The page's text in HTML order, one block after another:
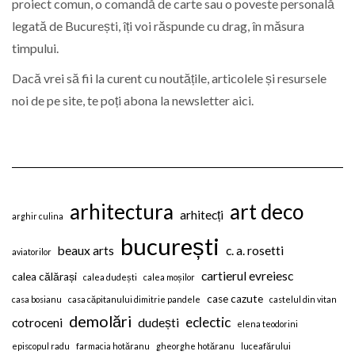
proiect comun, o comandă de carte sau o poveste personală
legată de București, îți voi răspunde cu drag, în măsura
timpului.
Dacă vrei să fii la curent cu noutățile, articolele și resursele
noi de pe site, te poți abona la newsletter aici.
arghir culina arhitectura arhitecți art deco
aviatorilor beaux arts bucurești c. a. rosetti
calea călărași calea dudești calea moșilor cartierul evreiesc
casa bosianu casa căpitanului dimitrie pandele case cazute castelul din vitan
cotroceni demolări dudești eclectic elena teodorini
episcopul radu farmacia hotăranu gheorghe hotăranu luceafărului